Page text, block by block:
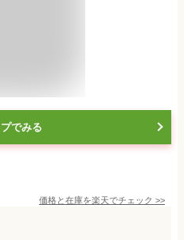
でみる
価格と在庫を楽天でチェック >>